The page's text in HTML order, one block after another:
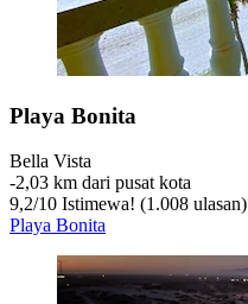
Playa Bonita
Bella Vista
‐2,03 km dari pusat kota
9,2/10 Istimewa! (1.008 ulasan)
Playa Bonita